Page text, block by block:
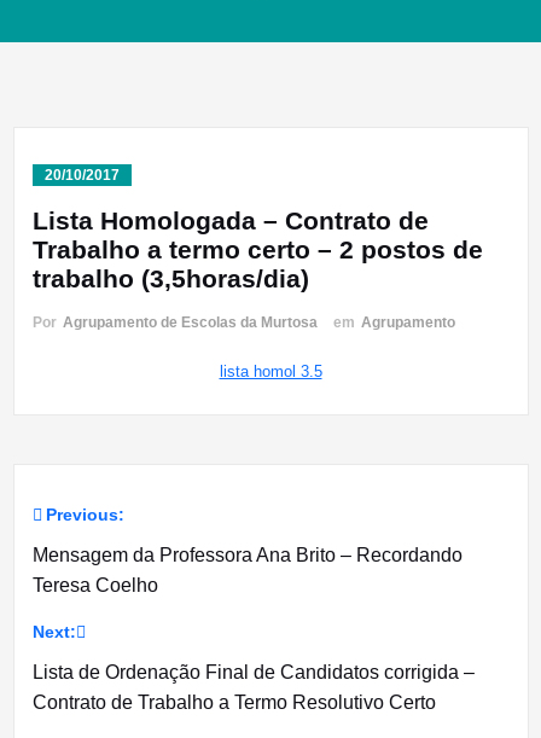
20/10/2017
Lista Homologada – Contrato de
Trabalho a termo certo – 2 postos de
trabalho (3,5horas/dia)
Por Agrupamento de Escolas da Murtosa em Agrupamento
lista homol 3.5
Navegação
de
artigos
Previous:
Mensagem da Professora Ana Brito – Recordando
Teresa Coelho
Next:
Lista de Ordenação Final de Candidatos corrigida –
Contrato de Trabalho a Termo Resolutivo Certo